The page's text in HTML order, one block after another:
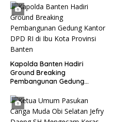
Kapolda Banten Hadiri
Ground Breaking
Pembangunan Gedung
Provinsi Banten